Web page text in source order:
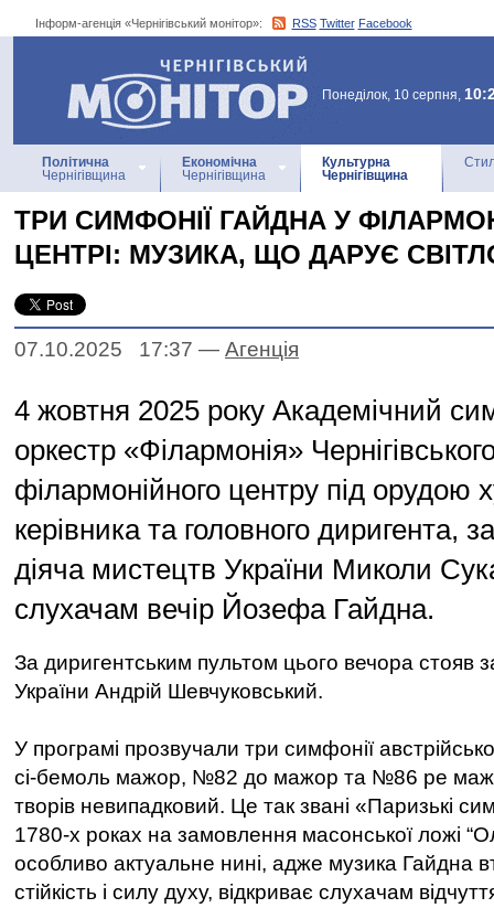
Інформ-агенція «Чернігівський монітор»: RSS Twitter Facebook
Інформ-агенція
«Чернігівський монітор»
Понеділок, 10 серпня,
Політична
Чернігівщина
Економічна
Чернігівщина
Культурна
Чернігівщина
ТРИ СИМФОНІЇ ГАЙДНА У
ЦЕНТРІ: МУЗИКА, ЩО ДАРУЄ
07.10.2025 17:37 — Агенцiя
4 жовтня 2025 року Академічний
оркестр «Філармонія»
філармонійного центру під орудою
керівника та головного диригента,
діяча мистецтв України Миколи
слухачам вечір Йозефа Гайдна.
За диригентським пультом цього вечора стояв
України Андрій Шевчуковський.
У програмі прозвучали три симфонії
сі-бемоль мажор, №82 до мажор та №86 ре
творів невипадковий. Це так звані «Паризькі
1780-х роках на замовлення масонської ложі
особливо актуальне нині, адже музика Гайдна
стійкість і силу духу, відкриває слухачам